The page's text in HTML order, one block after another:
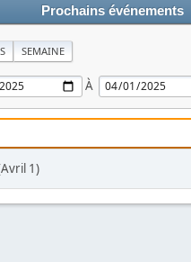
Prochains événements
SEMAINE
À
1)